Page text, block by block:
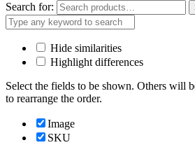
Search for:
Hide similarities
Highlight differences
Select the fields to be shown. Others will
to rearrange the order.
Image
SKU